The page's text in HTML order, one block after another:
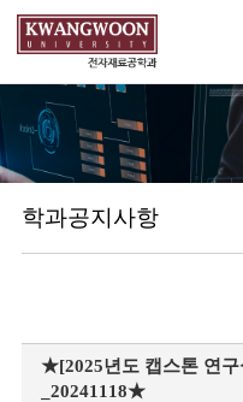
학과공지사항
★[2025년도 캡스톤 연
_20241118★